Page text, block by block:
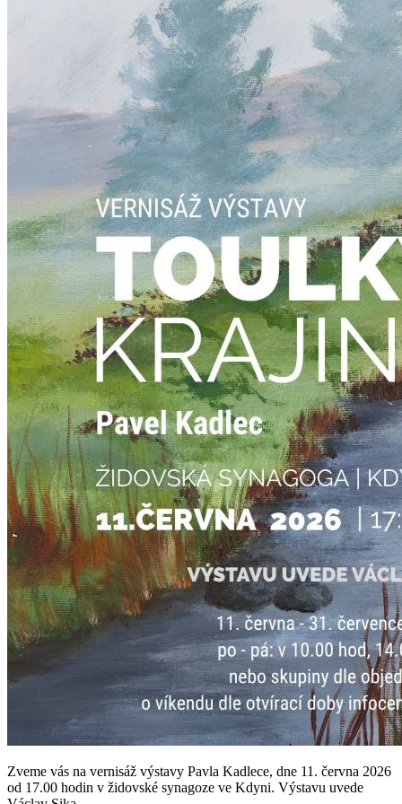
Zveme vás na vernisáž výstavy Pavla Kadlece, dne 11. června 2026
od 17.00 hodin v židovské synagoze ve Kdyni. Výstavu uvede